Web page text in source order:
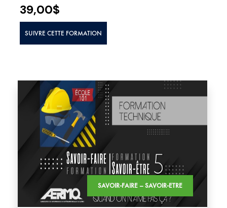
39,00$
SUIVRE CETTE FORMATION
SAVOIR-FAIRE – SAVOIR-ETRE